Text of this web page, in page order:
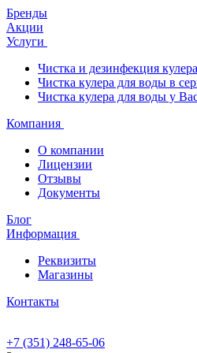
Бренды
Акции
Услуги
Чистка и дезинфекция кулера
Чистка кулера для воды в
Чистка кулера для воды у
Компания
О компании
Лицензии
Отзывы
Документы
Блог
Информация
Реквизиты
Магазины
Контакты
+7 (351) 248-65-06